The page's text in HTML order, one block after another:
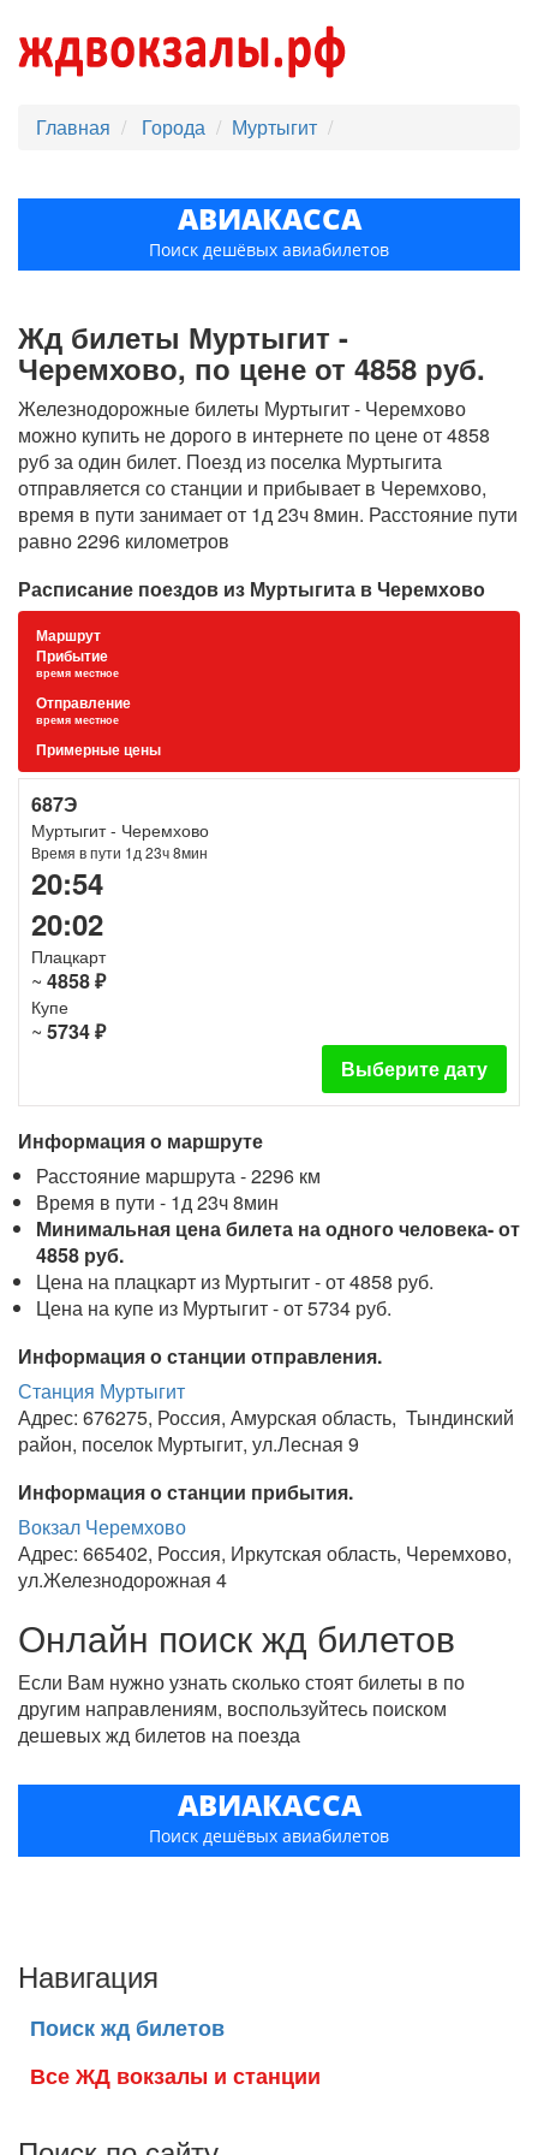
Главная Города Муртыгит
АВИАКАССА
Поиск дешёвых авиабилетов
Жд билеты Муртыгит -
Черемхово, по цене от 4858 руб.
Железнодорожные билеты Муртыгит - Черемхово
можно купить не дорого в интернете по цене от 4858
руб за один билет. Поезд из поселка Муртыгита
отправляется со станции и прибывает в Черемхово,
время в пути занимает от 1д 23ч 8мин. Расстояние пути
равно 2296 километров
Расписание поездов из Муртыгита в Черемхово
Маршрут
Прибытие
время местное
Отправление
время местное
Примерные цены
687Э
Муртыгит - Черемхово
Время в пути 1д 23ч 8мин
20:54
20:02
Плацкарт
~ 4858 ₽
Купе
~ 5734 ₽
Выберите дату
Информация о маршруте
Расстояние маршрута - 2296 км
Время в пути - 1д 23ч 8мин
Минимальная цена билета на одного человека- от
4858 руб.
Цена на плацкарт из Муртыгит - от 4858 руб.
Цена на купе из Муртыгит - от 5734 руб.
Информация о станции отправления.
Станция Муртыгит
Адрес: 676275, Россия, Амурская область, Тындинский
район, поселок Муртыгит, ул.Лесная 9
Информация о станции прибытия.
Вокзал Черемхово
Адрес: 665402, Россия, Иркутская область, Черемхово,
ул.Железнодорожная 4
Онлайн поиск жд билетов
Если Вам нужно узнать сколько стоят билеты в по
другим направлениям, воспользуйтесь поиском
дешевых жд билетов на поезда
АВИАКАССА
Поиск дешёвых авиабилетов
Навигация
Поиск жд билетов
Все ЖД вокзалы и станции